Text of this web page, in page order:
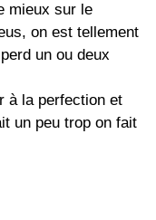
mieux sur le
on est tellement
un ou deux
à la perfection et
un peu trop on fait